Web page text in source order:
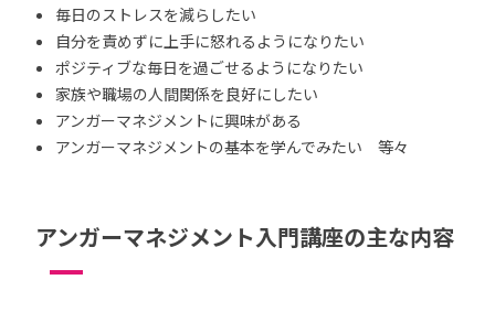
毎日のストレスを減らしたい
自分を責めずに上手に怒れるようになりたい
ポジティブな毎日を過ごせるようになりたい
家族や職場の人間関係を良好にしたい
アンガーマネジメントに興味がある
アンガーマネジメントの基本を学んでみたい 等々
アンガーマネジメント入門講座の主な内容